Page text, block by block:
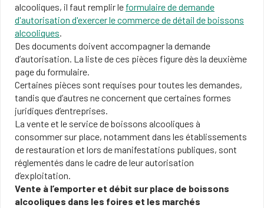
alcooliques, il faut remplir le formulaire de demande
d'autorisation d'exercer le commerce de détail de boissons
alcooliques.
Des documents doivent accompagner la demande
d’autorisation. La liste de ces pièces figure dès la deuxième
page du formulaire.
Certaines pièces sont requises pour toutes les demandes,
tandis que d’autres ne concernent que certaines formes
juridiques d’entreprises.
La vente et le service de boissons alcooliques à
consommer sur place, notamment dans les établissements
de restauration et lors de manifestations publiques, sont
réglementés dans le cadre de leur autorisation
d’exploitation.
Vente à l’emporter et débit sur place de boissons
alcooliques dans les foires et les marchés